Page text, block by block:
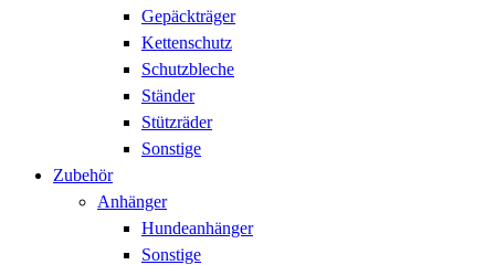
Gepäckträger
Kettenschutz
Schutzbleche
Ständer
Stützräder
Sonstige
Zubehör
Anhänger
Hundeanhänger
Sonstige